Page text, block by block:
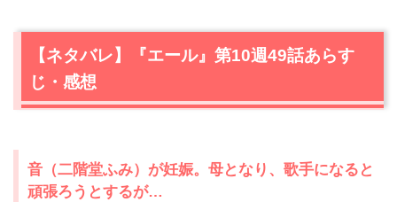
【ネタバレ】『エール』第10週49話あらす
じ・感想
音（二階堂ふみ）が妊娠。母となり、歌手になると
頑張ろうとするが…